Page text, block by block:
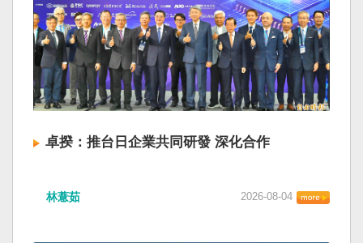
卓揆：推台日企業共同研發 深化合作
林薏茹 2026-08-04